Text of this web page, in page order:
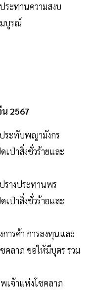
ระทานความสงบ
มบูรณ์
น 2567
ระทับพญามังกร
ป่าสิ่งชั่วร้ายและ
รางประทานพร
ป่าสิ่งชั่วร้ายและ
ารค้า การลงทุนและ
คลาภ ขอให้มีบุตร รวม
เจ้าแห่งโชคลาภ